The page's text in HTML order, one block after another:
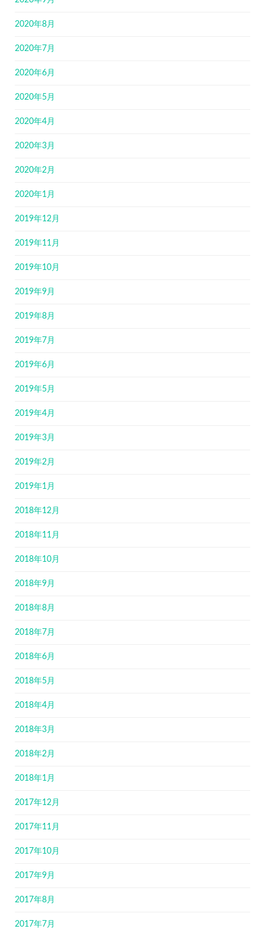
2020年8月
2020年7月
2020年6月
2020年5月
2020年4月
2020年3月
2020年2月
2020年1月
2019年12月
2019年11月
2019年10月
2019年9月
2019年8月
2019年7月
2019年6月
2019年5月
2019年4月
2019年3月
2019年2月
2019年1月
2018年12月
2018年11月
2018年10月
2018年9月
2018年8月
2018年7月
2018年6月
2018年5月
2018年4月
2018年3月
2018年2月
2018年1月
2017年12月
2017年11月
2017年10月
2017年9月
2017年8月
2017年7月